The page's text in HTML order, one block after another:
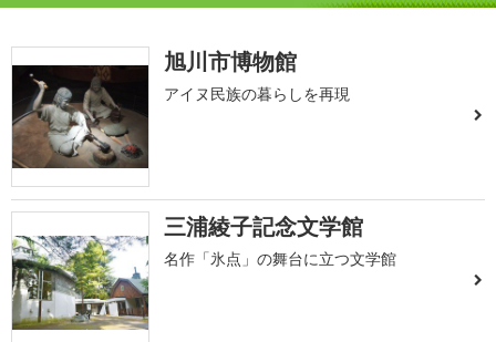
旭川市博物館
アイヌ民族の暮らしを再現
三浦綾子記念文学館
名作「氷点」の舞台に立つ文学館